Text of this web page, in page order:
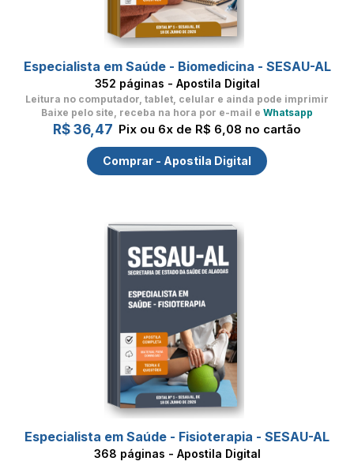
Especialista em Saúde - Biomedicina - SESAU-AL
352 páginas - Apostila Digital
Leitura no computador, tablet, celular e ainda pode imprimir
Baixe pelo site, receba na hora por e-mail e Whatsapp
R$ 36,47 Pix ou 6x de R$ 6,08 no cartão
Comprar - Apostila Digital
Especialista em Saúde - Fisioterapia - SESAU-AL
368 páginas - Apostila Digital